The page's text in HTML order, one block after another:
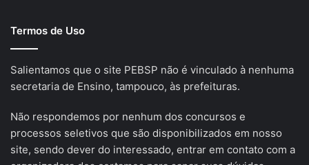
Termos de Uso
Salientamos que o site PEBSP não é vinculado à nenhuma
secretaria de Ensino, tampouco, às prefeituras.
Não respondemos por nenhum dos concursos e
processos seletivos que são disponibilizados em nosso
site, sendo dever do interessado, entrar em contato com a